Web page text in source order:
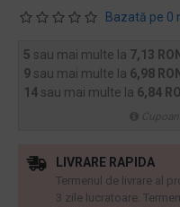
Bazată pe 0
5 sau mai multe la 7,13
9 sau mai multe la 6,98
14 sau mai multe la 6,84
LIVRARE RAPIDA
Termenul de livrare al
3 zile lucratoare.